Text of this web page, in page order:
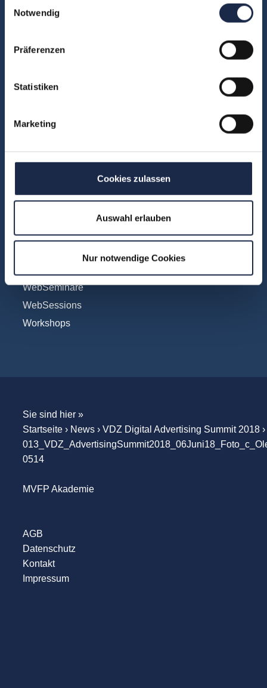
Notwendig
Präferenzen
Statistiken
Marketing
Cookies zulassen
Auswahl erlauben
Nur notwendige Cookies
Redaktion
Konferenzen
WebSeminare
WebSessions
Workshops
Sie sind hier »
Startseite› News› VDZ Digital Advertising Summit 2018›
0514
MVFP Akademie
AGB
Datenschutz
Kontakt
Impressum